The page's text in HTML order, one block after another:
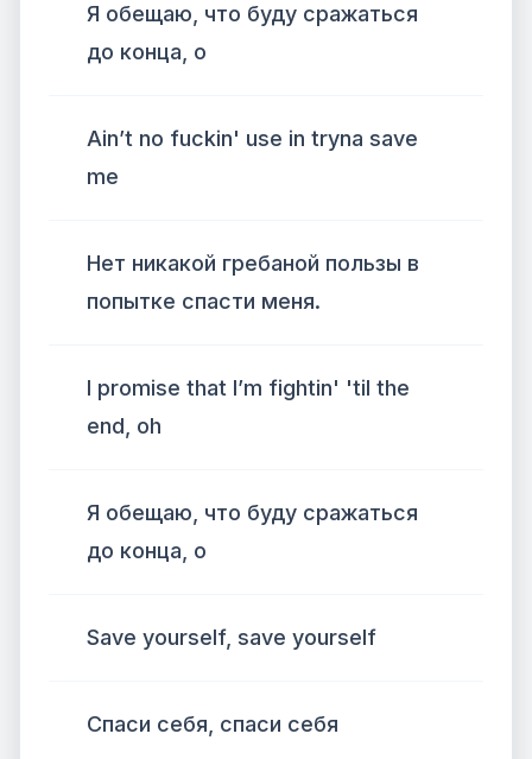
Я обещаю, что буду сражаться
до конца, о
Ain’t no fuckin' use in tryna save
me
Нет никакой гребаной пользы в
попытке спасти меня.
I promise that I’m fightin' 'til the
end, oh
Я обещаю, что буду сражаться
до конца, о
Save yourself, save yourself
Спаси себя, спаси себя